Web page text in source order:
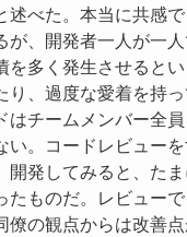
述べた。本当に共感
が、開発者一人が一
を多く発生させると
り、過度な愛着を持
はチームメンバー全
。コードレビューを
開発してみると、た
たものだ。レビュー
僚の観点からは改善